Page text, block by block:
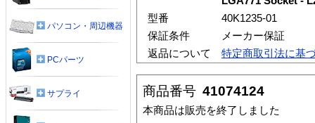
型番
40K1235-01
保証条件
メーカー保証
返品について
特定商取引法に基
商品番号 41074124
本商品は販売を終了しました
パソコン・周辺機器
PCパーツ
サプライ